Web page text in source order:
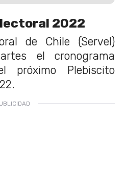
2022
de Chile (Servel)
el cronograma
próximo Plebiscito